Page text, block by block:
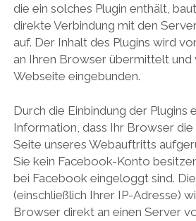
die ein solches Plugin enthält,
direkte Verbindung mit den
auf. Der Inhalt des Plugins wird
an Ihren Browser übermittelt und
Webseite eingebunden.
Durch die Einbindung der Plugins
Information, dass Ihr Browser
Seite unseres Webauftritts
Sie kein Facebook-Konto
bei Facebook eingeloggt sind.
(einschließlich Ihrer IP-Adresse)
Browser direkt an einen Server